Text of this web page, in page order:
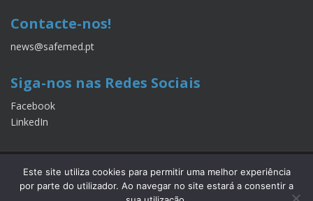
Contacte-nos!
news@safemed.pt
Siga-nos nas Redes Sociais
Facebook
LinkedIn
QUEM SOMOS LINKS ÚTEIS SER AUTOR
Este site utiliza cookies para permitir uma melhor experiência
por parte do utilizador. Ao navegar no site estará a consentir a